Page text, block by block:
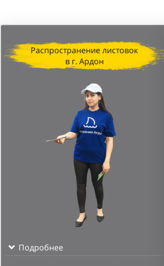
Распространение листовок
в г. Ардон
Подробнее